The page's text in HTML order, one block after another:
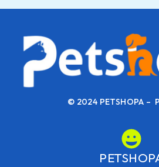
© 2024 PETSHOPA –